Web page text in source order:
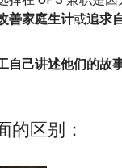
善家庭生计或追求
自己讲述他们的故
的区别：